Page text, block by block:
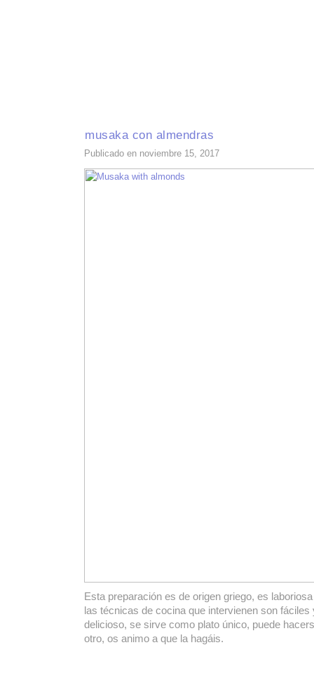
musaka con almendras
Publicado en noviembre 15, 2017
Esta preparación es de origen griego, es
las técnicas de cocina que intervienen son fáciles
delicioso, se sirve como plato único, puede
otro, os animo a que la hagáis.